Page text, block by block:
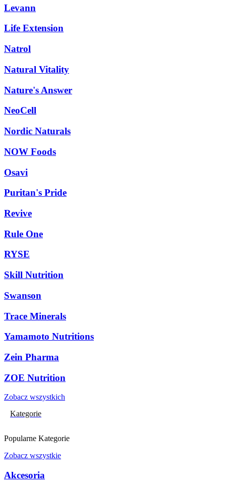
Levann
Life Extension
Natrol
Natural Vitality
Nature's Answer
NeoCell
Nordic Naturals
NOW Foods
Osavi
Puritan's Pride
Revive
Rule One
RYSE
Skill Nutrition
Swanson
Trace Minerals
Yamamoto Nutritions
Zein Pharma
ZOE Nutrition
Zobacz wszystkich
Kategorie
Popularne Kategorie
Zobacz wszystkie
Akcesoria